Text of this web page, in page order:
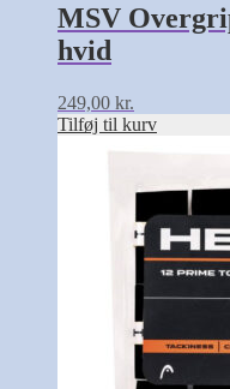
MSV
hvid
249,00 kr.
Tilføj til kurv